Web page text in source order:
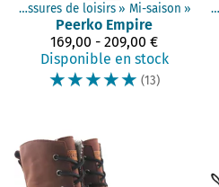
Chaussures de loisirs ‪» Mi-saison ‪»
Peerko Empire
169,00 - 209,00 €
Disponible en stock
☆☆☆☆☆ (13)
‪»Chaussures de loisirs ‪»